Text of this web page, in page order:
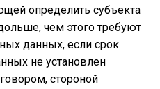
определить субъекта
чем этого требуют
данных, если срок
не установлен
стороной